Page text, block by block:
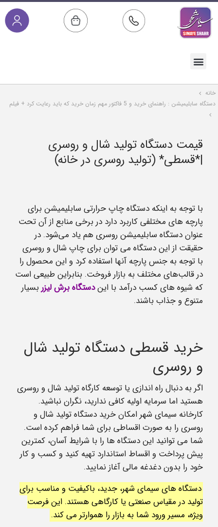
خانه
دستگاه سابلیمیشن : راهنمای خرید و 5 فاکتور مهم زمان خرید که باید رعایت کرد + فیلم
قیمت دستگاه تولید شال و روسری
|*قسطی* (تولید روسری در خانه)
با توجه به اینکه دستگاه چاپ حرارتی سابلیمیشن برای
پارچه های مختلفی کاربرد دارد در برخی منابع از آن تحت
عنوان دستگاه سابلیمیشن روسری هم یاد می‌شود. در
حقیقت از این دستگاه می توان برای چاپ شال و روسری
با توجه به جنس پارچه آنها استفاده کرد و این محصول را
در قالب‌های مختلف به بازار فروخت. بنابراین طبیعی است
که شیوه های کسب درآمد با ایندستگاه برش لیزربسیار
متنوع و جذاب باشند.
خرید قسطی دستگاه تولید شال
و روسری
اگر به‌ دنبال راه‌ اندازی یا توسعه کارگاه تولید شال و روسری
هستید اما سرمایه اولیه کافی ندارید، نگران نباشید.
کارخانه سیمای شهر امکان خرید دستگاه تولید شال و
روسری را به‌ صورت اقساطی برای شما فراهم کرده است.
شما می‌ توانید این دستگاه‌ ها را با شرایط آسان، کمترین
پیش‌ پرداخت و اقساط استاندارد تهیه کنید و کسب‌ و کار
خود را بدون دغدغه مالی آغاز نمایید.
دستگاه‌ های سیمای شهر، جدید، باکیفیت و مناسب برای
تولید در مقیاس صنعتی یا کارگاهی هستند. این فرصت
ویژه، مسیر ورود شما به بازار را هموارتر می کند.